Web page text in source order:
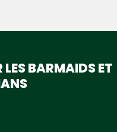
BARMAIDS ET